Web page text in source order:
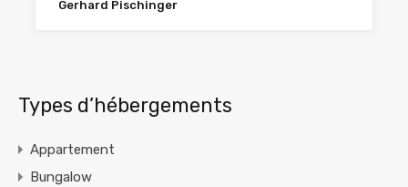
Gerhard Pischinger
Types d’hébergements
Appartement
Bungalow